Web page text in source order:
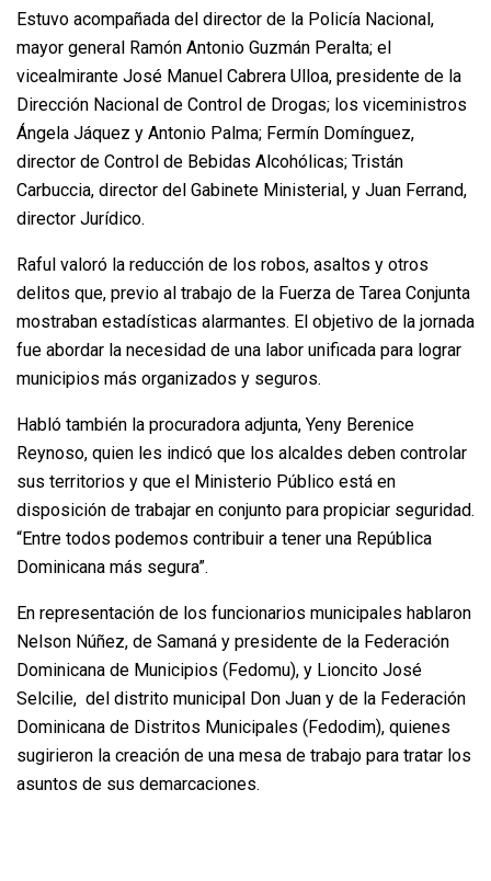
Estuvo acompañada del director de la Policía Nacional,
mayor general Ramón Antonio Guzmán Peralta; el
vicealmirante José Manuel Cabrera Ulloa, presidente de la
Dirección Nacional de Control de Drogas; los viceministros
Ángela Jáquez y Antonio Palma; Fermín Domínguez,
director de Control de Bebidas Alcohólicas; Tristán
Carbuccia, director del Gabinete Ministerial, y Juan Ferrand,
director Jurídico.
Raful valoró la reducción de los robos, asaltos y otros
delitos que, previo al trabajo de la Fuerza de Tarea Conjunta
mostraban estadísticas alarmantes. El objetivo de la jornada
fue abordar la necesidad de una labor unificada para lograr
municipios más organizados y seguros.
Habló también la procuradora adjunta, Yeny Berenice
Reynoso, quien les indicó que los alcaldes deben controlar
sus territorios y que el Ministerio Público está en
disposición de trabajar en conjunto para propiciar seguridad.
“Entre todos podemos contribuir a tener una República
Dominicana más segura”.
En representación de los funcionarios municipales hablaron
Nelson Núñez, de Samaná y presidente de la Federación
Dominicana de Municipios (Fedomu), y Lioncito José
Selcilie, del distrito municipal Don Juan y de la Federación
Dominicana de Distritos Municipales (Fedodim), quienes
sugirieron la creación de una mesa de trabajo para tratar los
asuntos de sus demarcaciones.